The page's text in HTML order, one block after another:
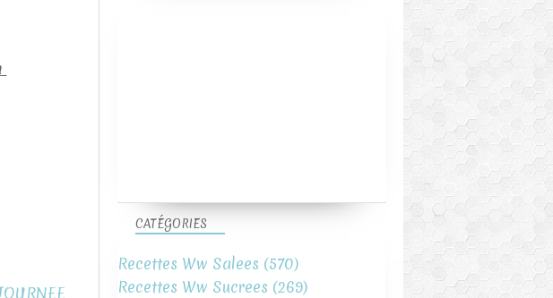
CATÉGORIES
Recettes Ww Salees (570)
Recettes Ww Sucrees (269)